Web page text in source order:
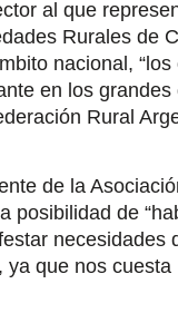
al que
Rurales de
nacional,
en los
Rural
de la
posibilidad de
necesidades
que nos